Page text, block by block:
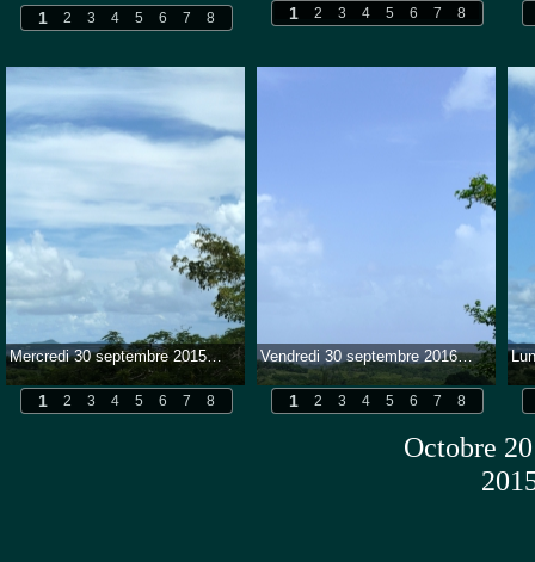
Vendredi 30 septembre 2016 - 13h15 - 30°6 - Humitité 66% - Humidex 40 - Soir 27° - Max 30°9 - Min 25°2 - Une journée où le bleu revient bien...
1 2 3 4 5 6 7 8
Mercredi 30 septembre 2015 - 12h40 - 32°3 - Humitité 70% - Humidex 45 - Soir 29°8 - Max=33°3 - Min=26°6. Une journée sous nuages sans eau...
1 2 3 4 5 6 7 8
Octobre
1 2 3 4 5 6 7 8
1 2 3 4 5 6 7 8